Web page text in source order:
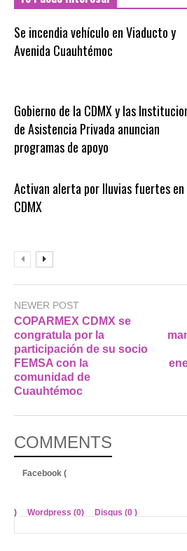
Se incendia vehículo en Viaducto y
Avenida Cuauhtémoc
Gobierno de la CDMX y las
de Asistencia Privada anuncian
programas de apoyo
Activan alerta por lluvias fuertes en
CDMX
NEWER POST
COPARMEX CDMX se
congratula por la
participación de su socio
FEMSA con la
comunidad de
Cuauhtémoc
COMMENTS
Facebook (
) Wordpress (0) Disqus (0 )